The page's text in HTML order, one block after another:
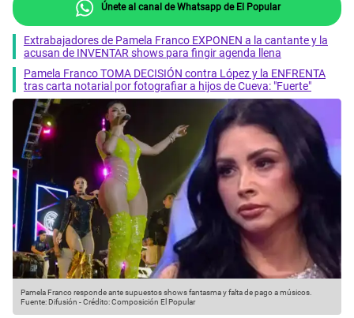
Únete al canal de Whatsapp de El Popular
Extrabajadores de Pamela Franco EXPONEN a la cantante y la
acusan de INVENTAR shows para fingir agenda llena
Pamela Franco TOMA DECISIÓN contra López y la ENFRENTA
tras carta notarial por fotografiar a hijos de Cueva: "Fuerte"
Pamela Franco responde ante supuestos shows fantasma y falta de pago a músicos.
Fuente: Difusión -Crédito: Composición El Popular